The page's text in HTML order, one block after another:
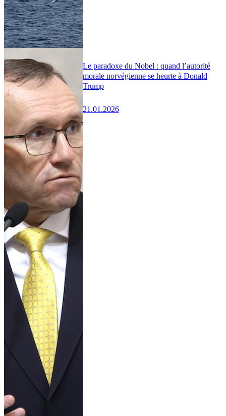
Le paradoxe du Nobel : quand l’autorité
morale norvégienne se heurte à Donald
Trump
21.01.2026